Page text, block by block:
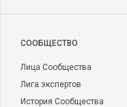
CООБЩЕСТВО
Лица Сообщества
Лига экспертов
История Сообщества